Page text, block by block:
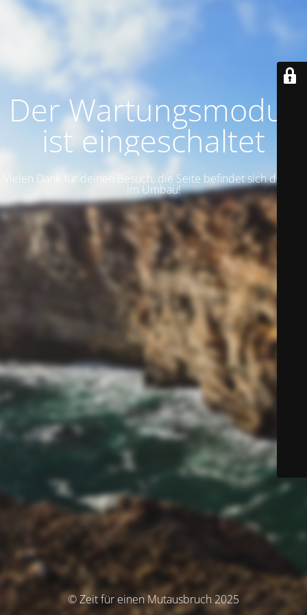
Der Wartungsmodus
ist eingeschaltet
Vielen Dank für deinen Besuch, die Seite befindet sich derzeit
im Umbau!
© Zeit für einen Mutausbruch 2025